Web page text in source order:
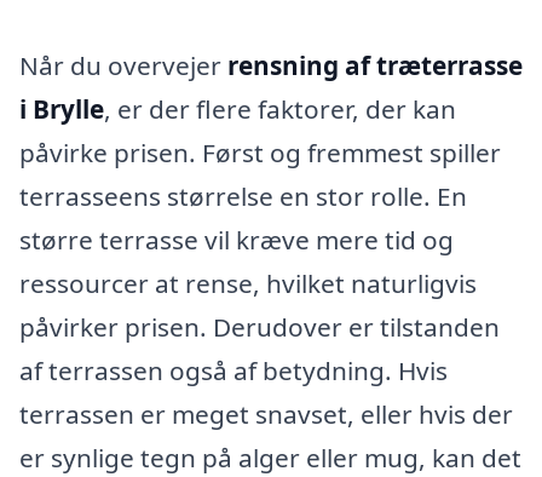
Når du overvejer rensning af træterrasse
i Brylle, er der flere faktorer, der kan
påvirke prisen. Først og fremmest spiller
terrasseens størrelse en stor rolle. En
større terrasse vil kræve mere tid og
ressourcer at rense, hvilket naturligvis
påvirker prisen. Derudover er tilstanden
af terrassen også af betydning. Hvis
terrassen er meget snavset, eller hvis der
er synlige tegn på alger eller mug, kan det